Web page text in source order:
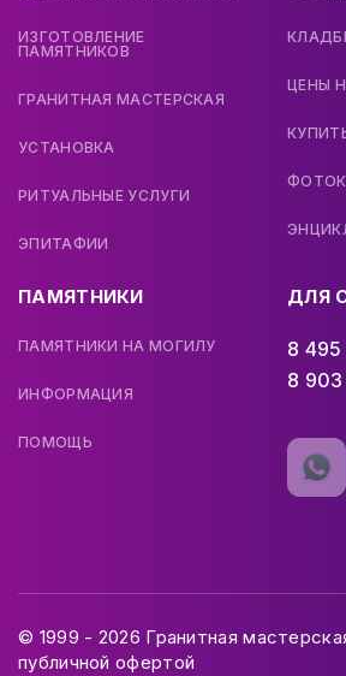
ИЗГОТОВЛЕНИЕ
ПАМЯТНИКОВ
ГРАНИТНАЯ МАСТЕРСКАЯ
УСТАНОВКА
РИТУАЛЬНЫЕ УСЛУГИ
ЭПИТАФИИ
ЦЕНЫ
ПАМЯТНИКИ
ПАМЯТНИКИ НА МОГИЛУ
ИНФОРМАЦИЯ
ПОМОЩЬ
ДЛЯ
8
8
© 1999 - 2026 Гранитная
публичной офертой